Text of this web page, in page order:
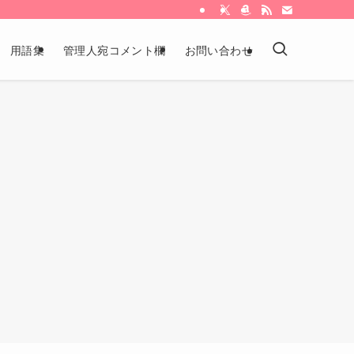
用語集 管理人宛コメント欄 お問い合わせ